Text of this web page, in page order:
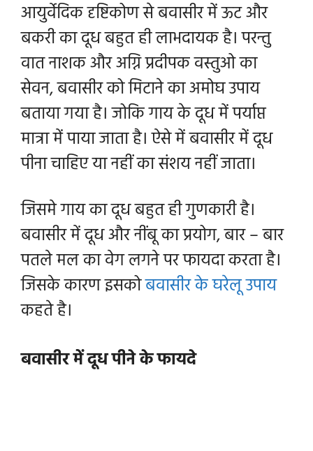
आयुर्वेदिक दृष्टिकोण से बवासीर में ऊट और
बकरी का दूध बहुत ही लाभदायक है। परन्तु
वात नाशक और अग्नि प्रदीपक वस्तुओ का
सेवन, बवासीर को मिटाने का अमोघ उपाय
बताया गया है। जोकि गाय के दूध में पर्याप्त
मात्रा में पाया जाता है। ऐसे में बवासीर में दूध
पीना चाहिए या नहीं का संशय नहीं जाता।
जिसमे गाय का दूध बहुत ही गुणकारी है।
बवासीर में दूध और नींबू का प्रयोग, बार – बार
पतले मल का वेग लगने पर फायदा करता है।
जिसके कारण इसकोबवासीर के घरेलू उपाय
कहते है।
बवासीर में दूध पीने के फायदे